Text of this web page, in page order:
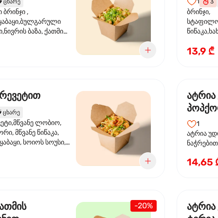
ცხარე
,
ბაზა, ქათმის
ხახვი,სეზამის
3
ბრინჯი,
სოუსი,
13,9 ₾
ცხარე
ლობიო,
მწვანე წიწაკა,
სოიოს სოუსი,
სოუსი, მწვანე ხახვი,
ატრია
სოსუით
1
ატრია
ნაჭრებით,
ნიორი)
14,65
-20%